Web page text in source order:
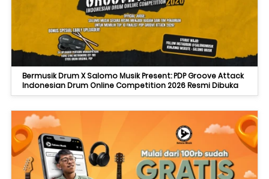
Bermusik Drum X Salomo Musik Present: PDP Groove Attack
Indonesian Drum Online Competition 2026 Resmi Dibuka